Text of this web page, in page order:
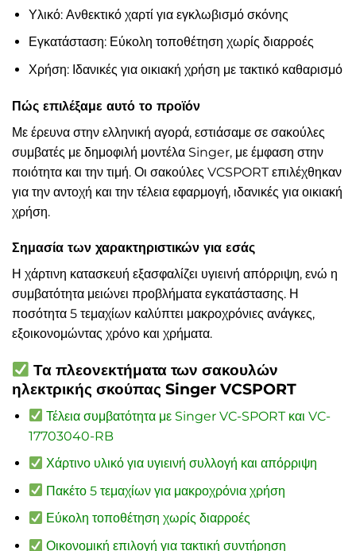
Υλικό: Ανθεκτικό χαρτί για εγκλωβισμό σκόνης
Εγκατάσταση: Εύκολη τοποθέτηση χωρίς διαρροές
Χρήση: Ιδανικές για οικιακή χρήση με τακτικό καθαρισμό
Πώς επιλέξαμε αυτό το προϊόν
Με έρευνα στην ελληνική αγορά, εστιάσαμε σε σακούλες
συμβατές με δημοφιλή μοντέλα Singer, με έμφαση στην
ποιότητα και την τιμή. Οι σακούλες VCSPORT επιλέχθηκαν
για την αντοχή και την τέλεια εφαρμογή, ιδανικές για οικιακή
χρήση.
Σημασία των χαρακτηριστικών για εσάς
Η χάρτινη κατασκευή εξασφαλίζει υγιεινή απόρριψη, ενώ η
συμβατότητα μειώνει προβλήματα εγκατάστασης. Η
ποσότητα 5 τεμαχίων καλύπτει μακροχρόνιες ανάγκες,
εξοικονομώντας χρόνο και χρήματα.
Τα πλεονεκτήματα των σακουλών
ηλεκτρικής σκούπας Singer VCSPORT
Τέλεια συμβατότητα με Singer VC-SPORT και VC-
17703040-RB
Χάρτινο υλικό για υγιεινή συλλογή και απόρριψη
Πακέτο 5 τεμαχίων για μακροχρόνια χρήση
Εύκολη τοποθέτηση χωρίς διαρροές
Οικονομική επιλογή για τακτική συντήρηση